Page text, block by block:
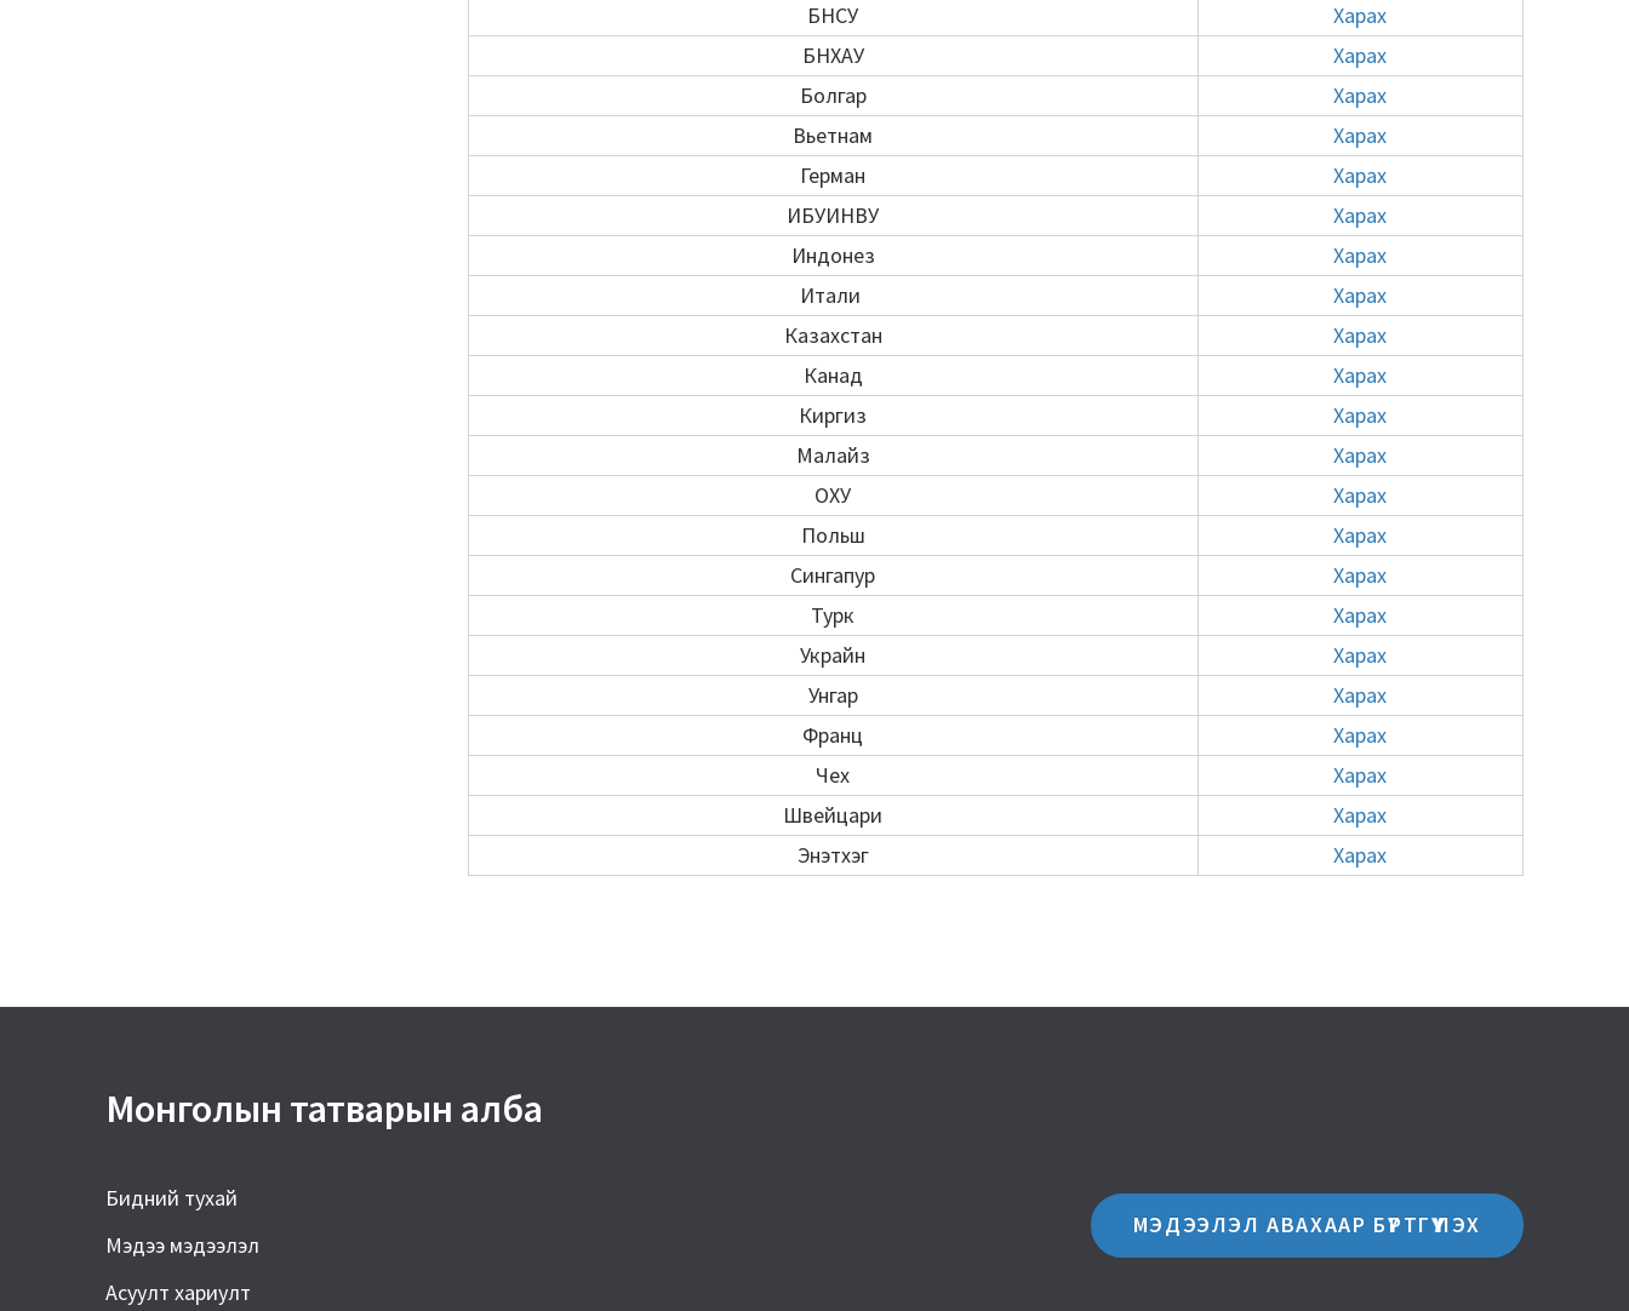
БНСУ
Харах
БНХАУ
Харах
Болгар
Харах
Вьетнам
Харах
Герман
Харах
ИБУИНВУ
Харах
Индонез
Харах
Итали
Харах
Казахстан
Харах
Канад
Харах
Киргиз
Харах
Малайз
Харах
ОХУ
Харах
Польш
Харах
Сингапур
Харах
Турк
Харах
Украйн
Харах
Унгар
Харах
Франц
Харах
Чех
Харах
Швейцари
Харах
Энэтхэг
Харах
Монголын татварын алба
Бидний тухай
Мэдээ мэдээлэл
Асуулт хариулт
МЭДЭЭЛЭЛ АВАХААР БҮРТГҮҮЛЭХ